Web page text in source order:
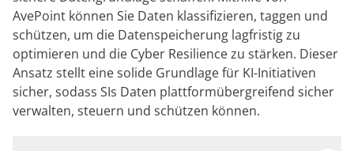
AvePoint können Sie Daten klassifizieren, taggen und
schützen, um die Datenspeicherung lagfristig zu
optimieren und die Cyber Resilience zu stärken. Dieser
Ansatz stellt eine solide Grundlage für KI-Initiativen
sicher, sodass SIs Daten plattformübergreifend sicher
verwalten, steuern und schützen können.